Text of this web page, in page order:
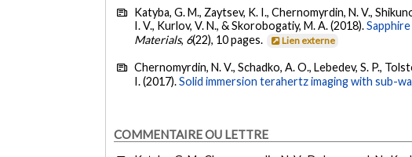
Katyba, G. M., Zaytsev, K. I., Chernomyrdin, N. V.,
I. V., Kurlov, V. N., & Skorobogatiy, M. A. (2018).
Materials, 6(22), 10 pages. Lien externe
Chernomyrdin, N. V., Schadko, A. O., Lebedev, S. P.,
I. (2017).Solid immersion terahertz imaging with sub-
COMMENTAIRE OU LETTRE